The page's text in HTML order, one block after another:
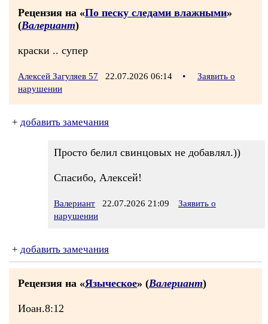
Рецензия на «По песку следами влажными»
(Валериант)
краски .. супер
Алексей Загуляев 57 22.07.2026 06:14 •
Заявить о
нарушении
+ добавить замечания
Просто белил свинцовых не добавлял.))
Спасибо, Алексей!
Валериант 22.07.2026 21:09
Заявить о
нарушении
+ добавить замечания
Рецензия на «Языческое» (Валериант)
Иоан.8:12